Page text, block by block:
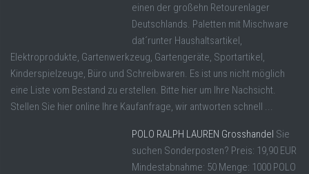
einen der großehn Retourenlager
Deutschlands. Paletten mit Mischware
dat´runter Haushaltsartikel,
Elektroprodukte, Gartenwerkzeug, Gartengeräte, Sportartikel,
Kinderspielzeuge, Büro und Schreibwaren. Es ist uns nicht möglich
eine Liste vom Bestand zu erstellen. Bitte hier um Ihre Nachsicht.
Stellen Sie hier online Ihre Kaufanfrage, wir antworten schnell ...
POLO RALPH LAUREN Grosshandel Sie
suchen Sonderposten? Preis: 19,90 EUR
Mindestabnahme: 50 Menge: 1000 POLO